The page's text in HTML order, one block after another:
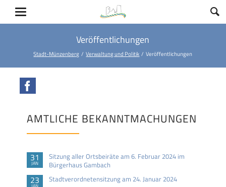
Veröffentlichungen
Stadt-Münzenberg Verwaltung und Politik Veröffentlichungen
AMTLICHE BEKANNTMACHUNGEN
31
JAN
Sitzung aller Ortsbeiräte am 6. Februar 2024 im
Bürgerhaus Gambach
23
JAN
Stadtverordnetensitzung am 24. Januar 2024